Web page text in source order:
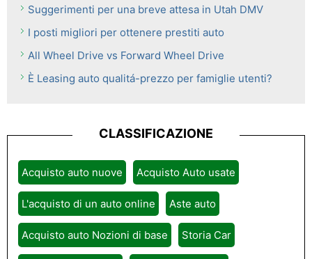
Suggerimenti per una breve attesa in Utah DMV
I posti migliori per ottenere prestiti auto
All Wheel Drive vs Forward Wheel Drive
È Leasing auto qualitá-prezzo per famiglie utenti?
CLASSIFICAZIONE
Acquisto auto nuove Acquisto Auto usate
L'acquisto di un auto online Aste auto
Acquisto auto Nozioni di base Storia Car